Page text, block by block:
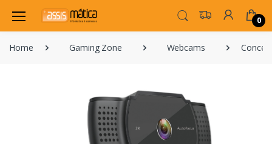
0
Home Gaming Zone Webcams